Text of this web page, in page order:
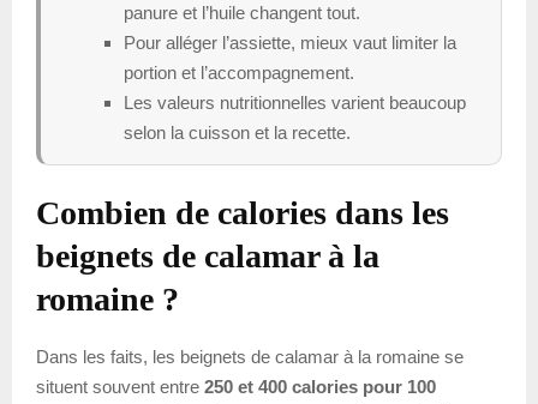
panure et l’huile changent tout.
Pour alléger l’assiette, mieux vaut limiter la
portion et l’accompagnement.
Les valeurs nutritionnelles varient beaucoup
selon la cuisson et la recette.
Combien de calories dans les
beignets de calamar à la
romaine ?
Dans les faits, les beignets de calamar à la romaine se
situent souvent entre 250 et 400 calories pour 100